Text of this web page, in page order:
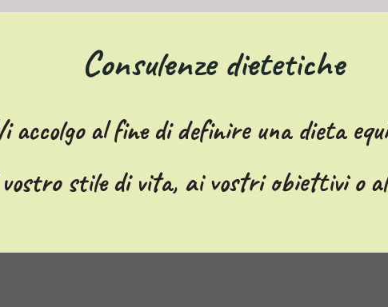
Consulenze dietetiche
accolgo al fine di definire una dieta
stile di vita, ai vostri obiettivi o